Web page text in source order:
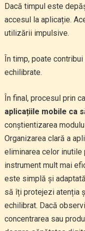
Dacă timpul este
accesul la aplicație.
utilizării impulsive.
În timp, poate
echilibrate.
În final, procesul prin
aplicațiile mobile ca
conștientizarea
Organizarea clară a
eliminarea celor
instrument mult mai
este simplă și
să îți protejezi atenția
echilibrat. Dacă
concentrarea sau